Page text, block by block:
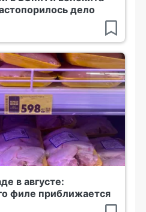
дело
в августе:
филе приближается